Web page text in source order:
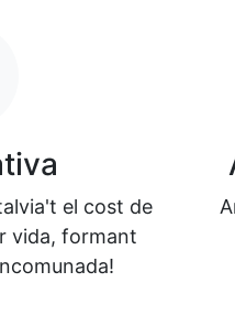
el cost de
vida, formant